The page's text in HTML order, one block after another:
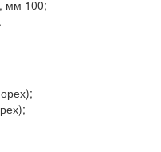
мм 100;